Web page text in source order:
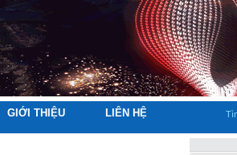
GIỚI THIỆU LIÊN HỆ